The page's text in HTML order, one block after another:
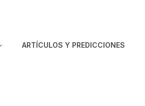
ARTÍCULOS Y PREDICCIONES